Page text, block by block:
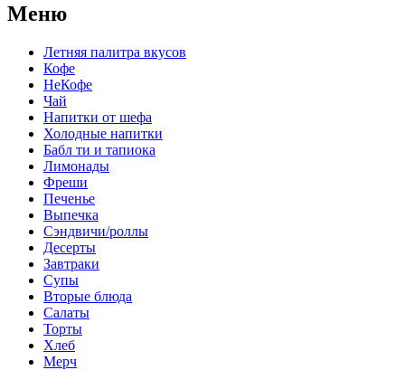
Меню
Летняя палитра вкусов
Кофе
НеКофе
Чай
Напитки от шефа
Холодные напитки
Бабл ти и тапиока
Лимонады
Фреши
Печенье
Выпечка
Сэндвичи/роллы
Десерты
Завтраки
Супы
Вторые блюда
Салаты
Торты
Хлеб
Мерч